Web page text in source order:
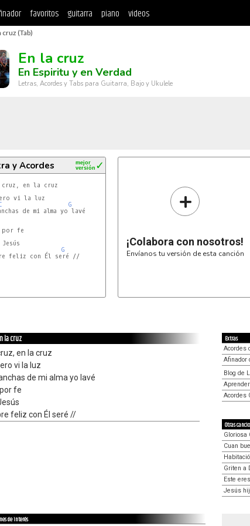
favoritos guitarra piano videos
cruz (Tab)
En la cruz
En Espiritu y en Verdad
Letras, Acordes y Tabs para Guitarra, Bajo y Ukulele
y Acordes ✓
mejor
versión
en la cruz
vi la luz
G
de mi alma yo lavé
por fe
G
feliz con Él seré //
+
¡Colabora con nosotros!
Envíanos tu versión de esta canción
la cruz
en la cruz
vi la luz
de mi alma yo lavé
fe
feliz con Él seré //
Extras
Acordes
Afinador
Blog de
Acordes
Otras
Gloriosa
Cuan
Griten a
Este
Jesús
de interés